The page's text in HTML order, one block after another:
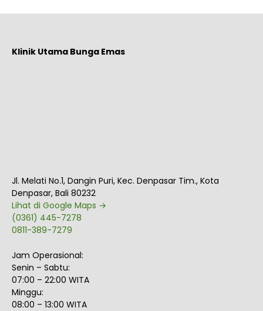
Klinik Utama Bunga Emas
Jl. Melati No.1, Dangin Puri, Kec. Denpasar Tim., Kota
Denpasar, Bali 80232
Lihat di Google Maps →
(0361) 445-7278
0811-389-7279
Jam Operasional:
Senin – Sabtu:
07:00 – 22:00 WITA
Minggu:
08:00 – 13:00 WITA